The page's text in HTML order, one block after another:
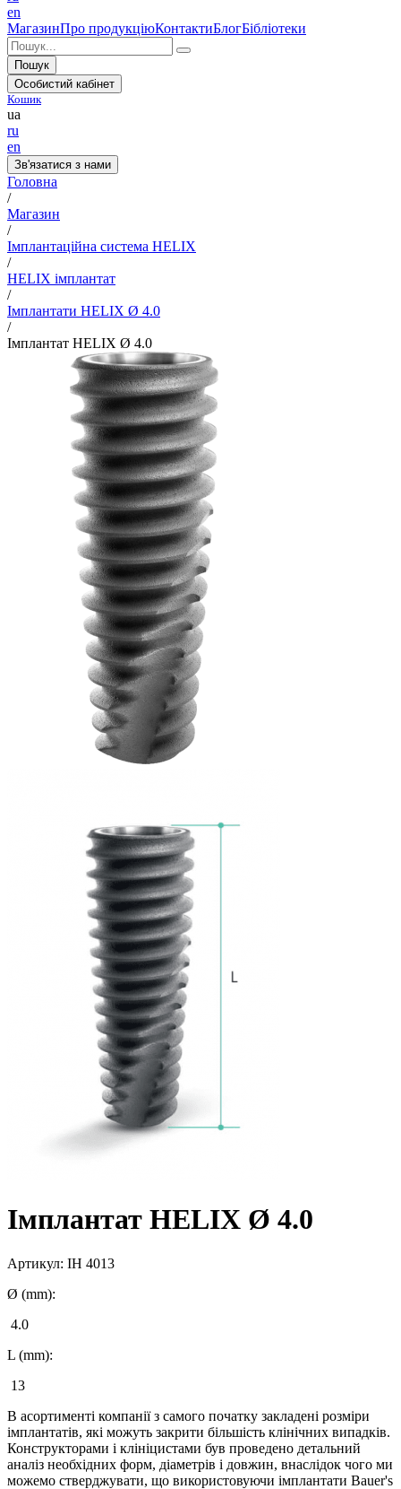
en
МагазинПро продукціюКонтактиБлогБібліотеки
Пошук
Особистий кабінет
Кошик
ua
ru
en
Зв'язатися з нами
Головна
/
Магазин
/
Імплантаційна система HELIX
/
HELIX імплантат
/
Імплантати HELIX Ø 4.0
/
Імплантат HELIX Ø 4.0
Імплантат HELIX Ø 4.0
Артикул: IH 4013
Ø (mm):
4.0
L (mm):
13
В асортименті компанії з самого початку закладені розміри
імплантатів, які можуть закрити більшість клінічних випадків.
Конструкторами і клініцистами був проведено детальний
аналіз необхідних форм, діаметрів і довжин, внаслідок чого ми
можемо стверджувати, що використовуючи імплантати Bauer's